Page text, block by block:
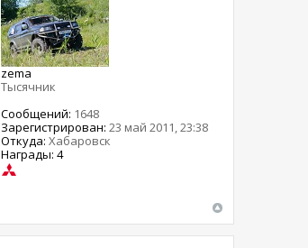
zema
Тысячник
Сообщений: 1648
Зарегистрирован: 23 май 2011, 23:38
Откуда: Хабаровск
Награды: 4